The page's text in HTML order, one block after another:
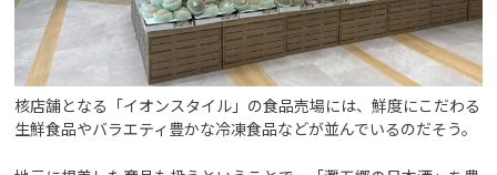
核店舗となる「イオンスタイル」の食品売場には、鮮度にこだわる
生鮮食品やバラエティ豊かな冷凍食品などが並んでいるのだそう。